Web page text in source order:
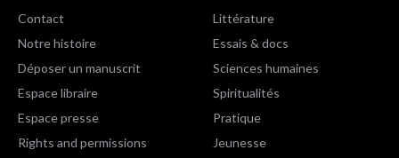
Contact
Notre histoire
Déposer un manuscrit
Espace libraire
Espace presse
Rights and permissions
Littérature
Essais & docs
Sciences humaines
Spiritualités
Pratique
Jeunesse